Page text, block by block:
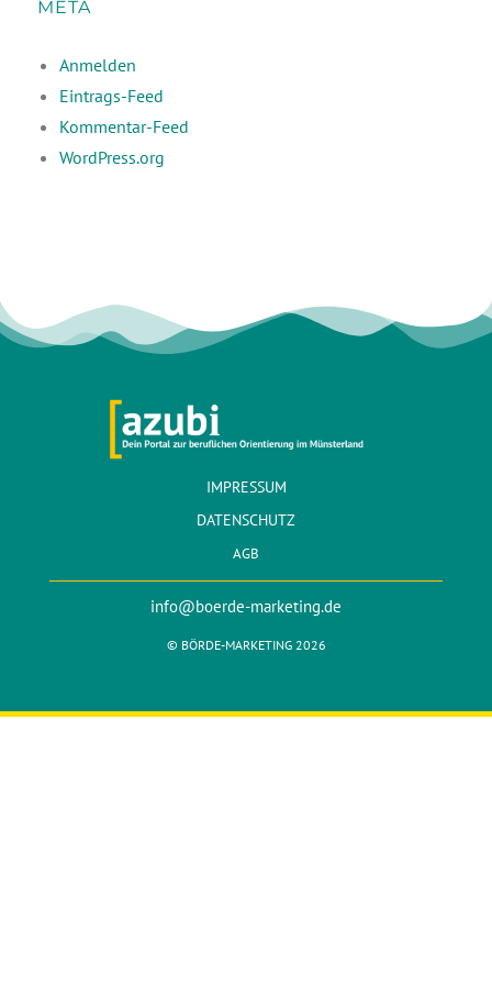
META
Anmelden
Eintrags-Feed
Kommentar-Feed
WordPress.org
IMPRESSUM
DATENSCHUTZ
AGB
info@boerde-marketing.de
© BÖRDE-MARKETING 2026